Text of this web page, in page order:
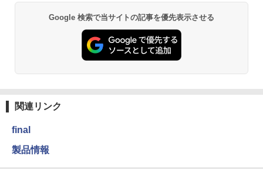
Google 検索で当サイトの記事を優先表示させる
関連リンク
final
製品情報